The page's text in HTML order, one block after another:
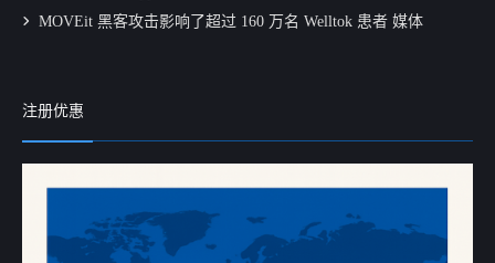
MOVEit 黑客攻击影响了超过 160 万名 Welltok 患者 媒体
注册优惠